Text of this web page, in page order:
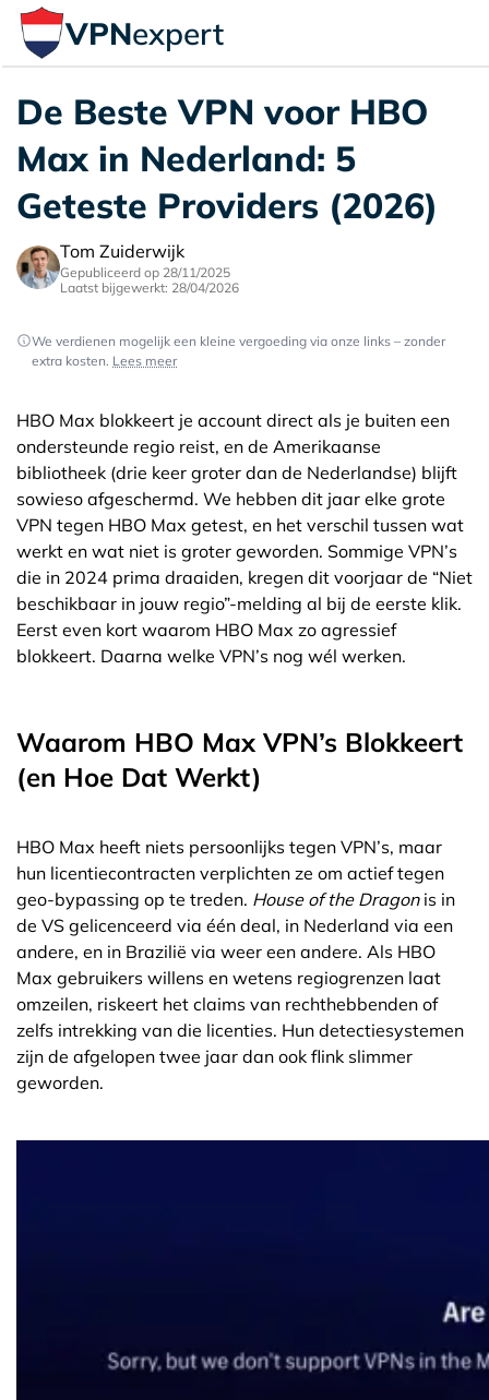
VPNexpert
De Beste VPN voor HBO
Max in Nederland: 5
Geteste Providers (2026)
Tom Zuiderwijk
Gepubliceerd op 28/11/2025
Laatst bijgewerkt: 28/04/2026
We verdienen mogelijk een kleine vergoeding via onze links – zonder
extra kosten. Lees meer
HBO Max blokkeert je account direct als je buiten een
ondersteunde regio reist, en de Amerikaanse
bibliotheek (drie keer groter dan de Nederlandse) blijft
sowieso afgeschermd. We hebben dit jaar elke grote
VPN tegen HBO Max getest, en het verschil tussen wat
werkt en wat niet is groter geworden. Sommige VPN’s
die in 2024 prima draaiden, kregen dit voorjaar de “Niet
beschikbaar in jouw regio”-melding al bij de eerste klik.
Eerst even kort waarom HBO Max zo agressief
blokkeert. Daarna welke VPN’s nog wél werken.
Waarom HBO Max VPN’s Blokkeert
(en Hoe Dat Werkt)
HBO Max heeft niets persoonlijks tegen VPN’s, maar
hun licentiecontracten verplichten ze om actief tegen
geo-bypassing op te treden. House of the Dragonis in
de VS gelicenceerd via één deal, in Nederland via een
andere, en in Brazilië via weer een andere. Als HBO
Max gebruikers willens en wetens regiogrenzen laat
omzeilen, riskeert het claims van rechthebbenden of
zelfs intrekking van die licenties. Hun detectiesystemen
zijn de afgelopen twee jaar dan ook flink slimmer
geworden.